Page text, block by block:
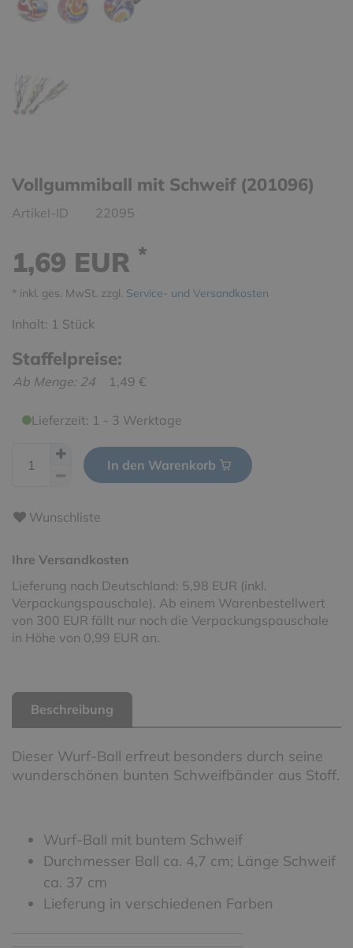
Vollgummiball mit Schweif (201096)
Artikel-ID 22095
1,69 EUR *
* inkl. ges. MwSt. zzgl. Service- und Versandkosten
Inhalt: 1 Stück
Staffelpreise:
Ab Menge: 24 1,49 €
Lieferzeit: 1 - 3 Werktage
In den Warenkorb
Wunschliste
Ihre Versandkosten
Lieferung nach Deutschland: 5,98 EUR (inkl.
Verpackungspauschale). Ab einem Warenbestellwert
von 300 EUR fällt nur noch die Verpackungspauschale
in Höhe von 0,99 EUR an.
Beschreibung
Dieser Wurf-Ball erfreut besonders durch seine
wunderschönen bunten Schweifbänder aus Stoff.
Wurf-Ball mit buntem Schweif
Durchmesser Ball ca. 4,7 cm; Länge Schweif
ca. 37 cm
Lieferung in verschiedenen Farben